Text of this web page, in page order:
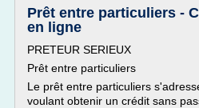
Prêt entre particuliers -
en ligne
PRETEUR SERIEUX
Prêt entre particuliers
Le prêt entre particuliers
voulant obtenir un crédit sans